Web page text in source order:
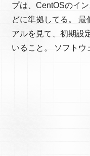
プは、CentOSのイ
どに準拠してる。 最
アルを見て、初期設
いること。 ソフトウ